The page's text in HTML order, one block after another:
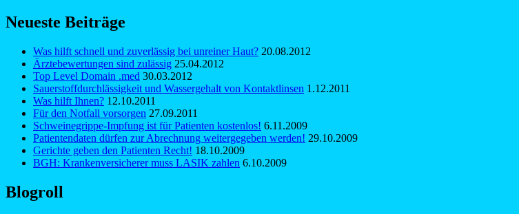
Neueste Beiträge
Was hilft schnell und zuverlässig bei unreiner Haut? 20.08.2012
Ärztebewertungen sind zulässig 25.04.2012
Top Level Domain .med 30.03.2012
Sauerstoffdurchlässigkeit und Wassergehalt von Kontaktlinsen 1.12.2011
Was hilft Ihnen? 12.10.2011
Für den Notfall vorsorgen 27.09.2011
Schweinegrippe-Impfung ist für Patienten kostenlos! 6.11.2009
Patientendaten dürfen zur Abrechnung weitergegeben werden! 29.10.2009
Gerichte geben den Patienten Recht! 18.10.2009
BGH: Krankenversicherer muss LASIK zahlen 6.10.2009
Blogroll